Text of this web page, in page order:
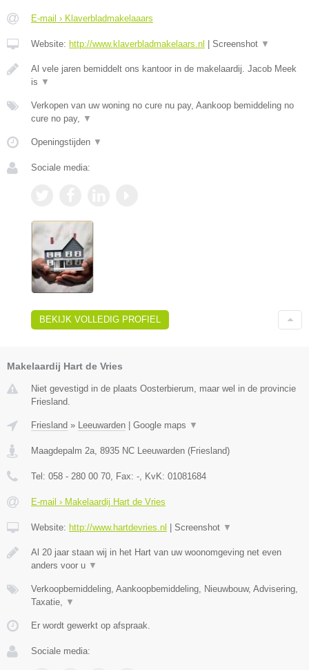
E-mail › Klaverbladmakelaaars
Website: http://www.klaverbladmakelaars.nl | Screenshot ▼
Al vele jaren bemiddelt ons kantoor in de makelaardij. Jacob Meek
is ▼
Verkopen van uw woning no cure nu pay, Aankoop bemiddeling no
cure no pay,
▼
Openingstijden ▼
Sociale media:
BEKIJK VOLLEDIG PROFIEL
Makelaardij Hart de Vries
Niet gevestigd in de plaats Oosterbierum, maar wel in de provincie
Friesland.
Friesland » Leeuwarden Google maps ▼
Maagdepalm 2a, 8935 NC Leeuwarden (Friesland)
Tel: 058 - 280 00 70, Fax: -, KvK: 01081684
E-mail › Makelaardij Hart de Vries
Website: http://www.hartdevries.nl Screenshot ▼
Al 20 jaar staan wij in het Hart van uw woonomgeving net even
anders voor u ▼
Verkoopbemiddeling, Aankoopbemiddeling, Nieuwbouw, Advisering,
Taxatie, ▼
Er wordt gewerkt op afspraak.
Sociale media: